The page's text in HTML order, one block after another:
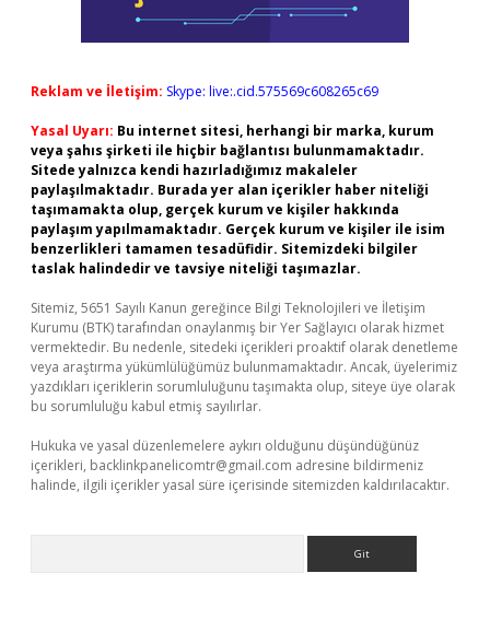
Reklam ve İletişim: Skype: live:.cid.575569c608265c69
Yasal Uyarı: Bu internet sitesi, herhangi bir marka, kurum
veya şahıs şirketi ile hiçbir bağlantısı bulunmamaktadır.
Sitede yalnızca kendi hazırladığımız makaleler
paylaşılmaktadır. Burada yer alan içerikler haber niteliği
taşımamakta olup, gerçek kurum ve kişiler hakkında
paylaşım yapılmamaktadır. Gerçek kurum ve kişiler ile isim
benzerlikleri tamamen tesadüfidir. Sitemizdeki bilgiler
taslak halindedir ve tavsiye niteliği taşımazlar.
Sitemiz, 5651 Sayılı Kanun gereğince Bilgi Teknolojileri ve İletişim
Kurumu (BTK) tarafından onaylanmış bir Yer Sağlayıcı olarak hizmet
vermektedir. Bu nedenle, sitedeki içerikleri proaktif olarak denetleme
veya araştırma yükümlülüğümüz bulunmamaktadır. Ancak, üyelerimiz
yazdıkları içeriklerin sorumluluğunu taşımakta olup, siteye üye olarak
bu sorumluluğu kabul etmiş sayılırlar.
Hukuka ve yasal düzenlemelere aykırı olduğunu düşündüğünüz
içerikleri, backlinkpanelicomtr@gmail.com adresine bildirmeniz
halinde, ilgili içerikler yasal süre içerisinde sitemizden kaldırılacaktır.